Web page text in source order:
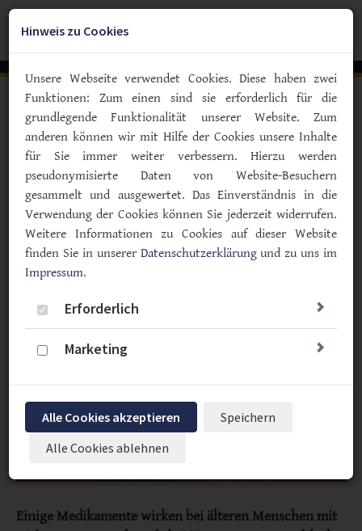
Zum
Hauptinhalt
Vorlesen
Behandlung von Typ-2-Diabetes
Das Alter hat einen Einfluss auf
die Wirkung von Diabetes-
Medikamenten
02.04.2025
Typ 2
Einige Medikamente wirken bei älteren Menschen mit
Hinweis zu Cookies
Unsere Webseite verwendet Cookies. Diese haben zwei
Funktionen: Zum einen sind sie erforderlich für die
grundlegende Funktionalität unserer Website. Zum
anderen können wir mit Hilfe der Cookies unsere Inhalte
für Sie immer weiter verbessern. Hierzu werden
pseudonymisierte Daten von Website-Besuchern
gesammelt und ausgewertet. Das Einverständnis in die
Verwendung der Cookies können Sie jederzeit widerrufen.
Weitere Informationen zu Cookies auf dieser Website
finden Sie in unserer Datenschutzerklärungund zu uns im
Impressum.
Erforderlich
Marketing
Alle Cookies akzeptieren
Speichern
Alle Cookies ablehnen